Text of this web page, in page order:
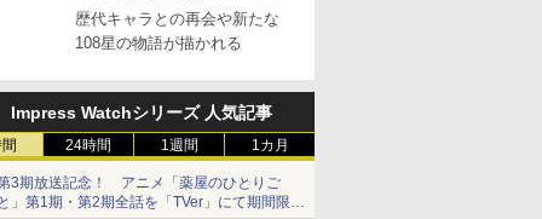
シリーズ完全新作！
歴代キャラとの再会や新たな
108星の物語が描かれる
Impress Watchシリーズ 人気記事
24時間 1週間 1カ月
3期放送記念！ アニメ「薬屋のひとりご
」第1期・第2期全話を「TVer」にて期間限定